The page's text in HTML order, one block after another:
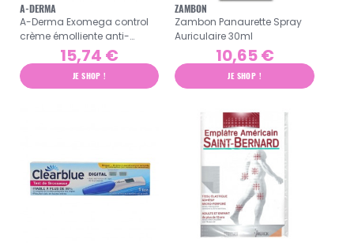
A-DERMA
A-Derma Exomega control
crème émolliente anti-
grattage 200ml
15,74 €
JE SHOP !
ZAMBON
Zambon Panaurette Spray
Auriculaire 30ml
10,65 €
JE SHOP !